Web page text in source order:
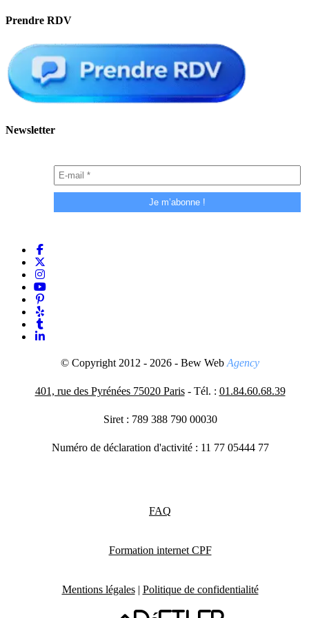
Prendre RDV
Newsletter
© Copyright 2012 - 2026 - Bew Web Agency
401, rue des Pyrénées 75020 Paris- Tél. : 01.84.60.68.39
Siret : 789 388 790 00030
Numéro de déclaration d'activité : 11 77 05444 77
FAQ
Formation internet CPF
Mentions légales| Politique de confidentialité